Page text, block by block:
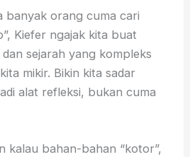
banyak orang cuma cari
Kiefer ngajak kita buat
sejarah yang kompleks
mikir. Bikin kita sadar
alat refleksi, bukan cuma
kalau bahan-bahan “kotor”,